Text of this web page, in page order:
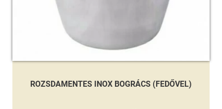
ROZSDAMENTES INOX BOGRÁCS (FEDŐVEL)